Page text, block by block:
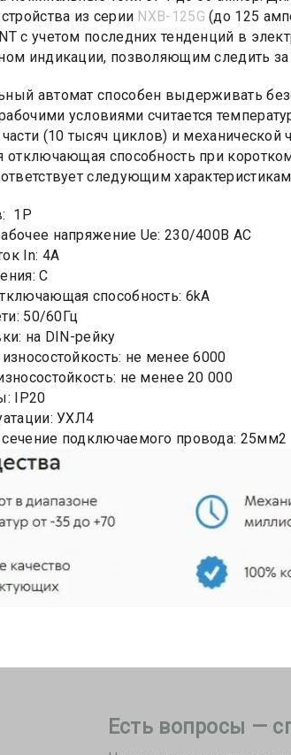
из серии NXB-125G (до 125
с учетом последних тенденций в
индикации, позволяющим следить за
автомат способен выдерживать
условиями считается
(10 тысяч циклов) и механической
отключающая способность при
следующим
1Р
напряжение Ue: 230/400B AC
In: 4А
C
способность: 6kA
50/60Гц
на DIN-рейку
не менее 6000
не менее 20 000
IP20
УХЛ4
подключаемого провода: 25мм2
Есть вопросы —